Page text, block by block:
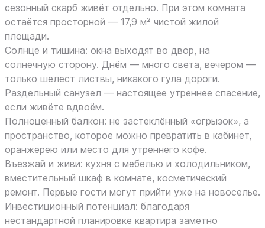
сезонный скарб живёт отдельно. При этом комната
остаётся просторной — 17,9 м² чистой жилой
площади.
Солнце и тишина: окна выходят во двор, на
солнечную сторону. Днём — много света, вечером —
только шелест листвы, никакого гула дороги.
Раздельный санузел — настоящее утреннее спасение,
если живёте вдвоём.
Полноценный балкон: не застеклённый «огрызок», а
пространство, которое можно превратить в кабинет,
оранжерею или место для утреннего кофе.
Въезжай и живи: кухня с мебелью и холодильником,
вместительный шкаф в комнате, косметический
ремонт. Первые гости могут прийти уже на новоселье.
Инвестиционный потенциал: благодаря
нестандартной планировке квартира заметно